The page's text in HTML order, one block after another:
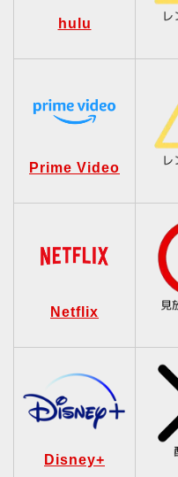
hulu
Prime Video
Netflix
Disney+